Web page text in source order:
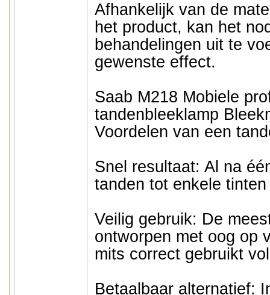
Afhankelijk van de
het product, kan het
behandelingen uit te
gewenste effect.
Saab M218 Mobiele
tandenbleeklamp
Voordelen van een
Snel resultaat: Al na
tanden tot enkele
Veilig gebruik: De
ontworpen met oog op
mits correct gebruikt
Betaalbaar alternatief: